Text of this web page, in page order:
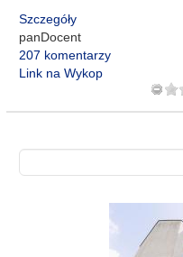
Szczegóły
panDocent
207 komentarzy
Link na Wykop